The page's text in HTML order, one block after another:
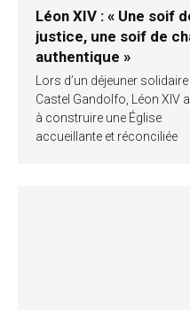
Léon XIV : « Une soif
justice, une soif de
authentique »
Lors d’un déjeuner solidaire
Castel Gandolfo, Léon XIV
à construire une Église
accueillante et réconciliée